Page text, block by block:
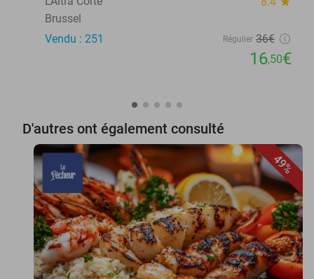
Brussel
Vendu : 251
Régulier 36€
16,50€
D'autres ont également consulté
49%